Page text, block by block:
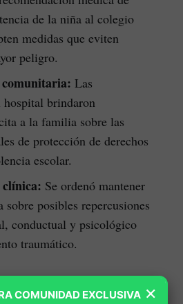
de la niña al colegio
medidas que eviten
peligro.
Las
hospital brindaron
a la familia sobre las
de protección de derechos
escolar.
clínica: Se ordenó mantener
posibles repercusiones
conductual y psicológico
traumático.
de protocolos
×
COMUNIDAD EXCLUSIVA